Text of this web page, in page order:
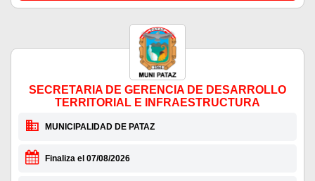
SECRETARIA DE GERENCIA DE DESARROLLO
TERRITORIAL E INFRAESTRUCTURA
MUNICIPALIDAD DE PATAZ
Finaliza el 07/08/2026